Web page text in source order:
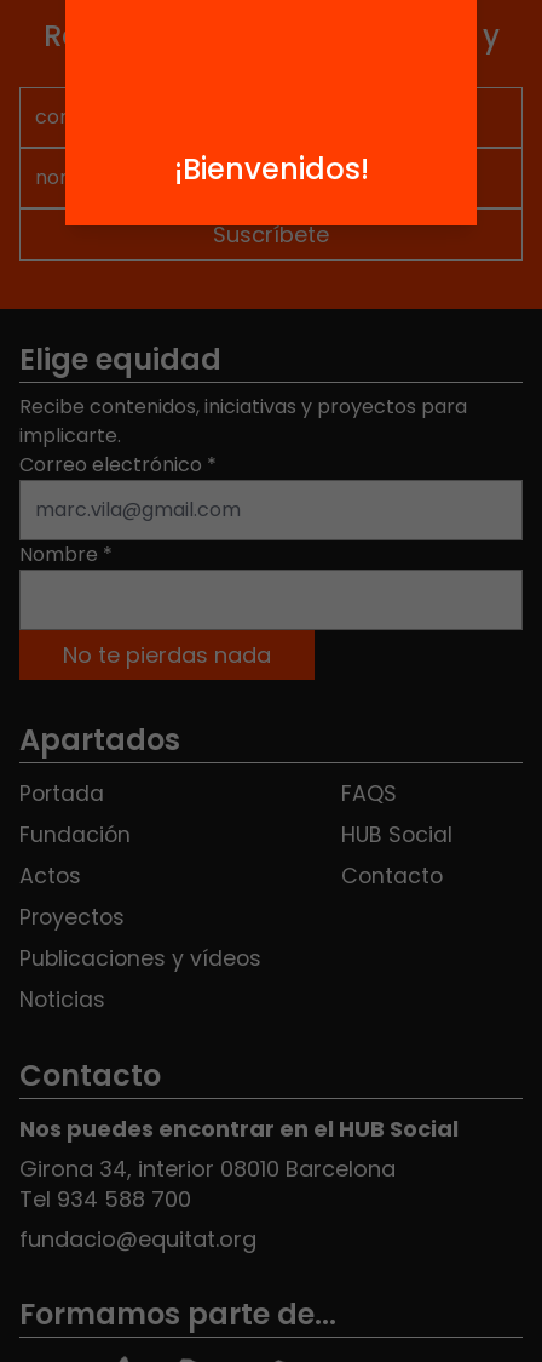
Recibe contenidos, iniciativas y
Elige equidad
Recibe contenidos, iniciativas y proyectos para
implicarte.
Correo electrónico *
Nombre *
Apartados
Portada
Fundación
Actos
Proyectos
Publicaciones y vídeos
Noticias
FAQS
HUB Social
Contacto
Contacto
Nos puedes encontrar en el HUB Social
Girona 34, interior 08010 Barcelona
Tel 934 588 700
fundacio@equitat.org
Formamos parte de...
¡Bienvenidos!